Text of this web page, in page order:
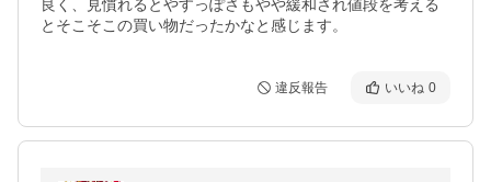
良く、見慣れるとやすっぽさもやや緩和され値段を考える
とそこそこの買い物だったかなと感じます。
違反報告 いいね 0